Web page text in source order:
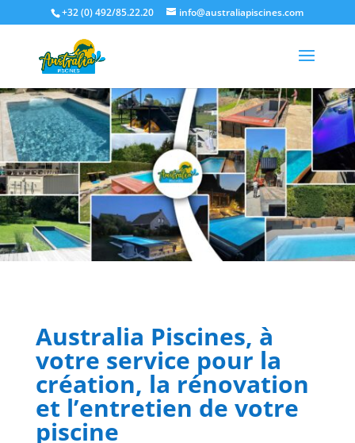
+32 (0) 492/85.22.20 info@australiapiscines.com
Australia Piscines, à
votre service pour la
création, la rénovation
et l’entretien de votre
piscine